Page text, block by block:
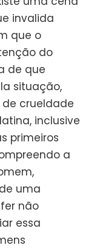
invalida
que o
do
de que
situação,
de crueldade
inclusive
primeiros
a
uma
não
essa